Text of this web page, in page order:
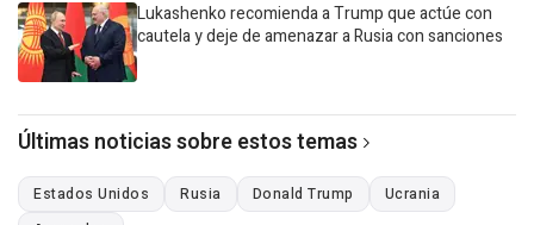
Lukashenko recomienda a Trump que actúe con
cautela y deje de amenazar a Rusia con sanciones
Últimas noticias sobre estos temas
Estados Unidos Rusia Donald Trump
Ucrania